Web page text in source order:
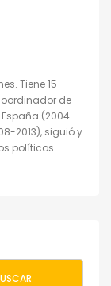
Tiene 15
de
España (2004-
2013), siguió y
políticos...